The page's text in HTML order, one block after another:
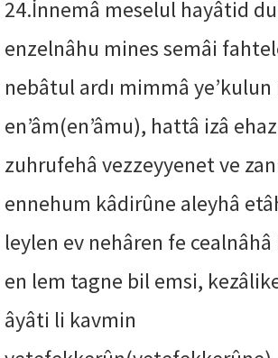
24.İnnemâ meselul hayâtid
enzelnâhu mines semâi
nebâtul ardı mimmâ ye’kulun
en’âm(en’âmu), hattâ izâ
zuhrufehâ vezzeyyenet ve
ennehum kâdirûne aleyhâ
leylen ev nehâren fe
en lem tagne bil emsi,
âyâti li kavmin